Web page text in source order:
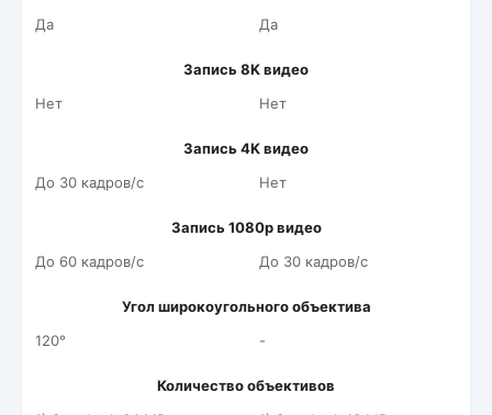
Да
Да
Запись 8K видео
Нет
Нет
Запись 4K видео
До 30 кадров/c
Нет
Запись 1080p видео
До 60 кадров/c
До 30 кадров/c
Угол широкоугольного объектива
120°
-
Количество объективов